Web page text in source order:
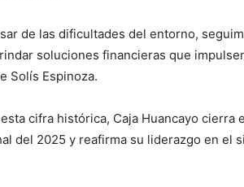
de las dificultades del entorno,
soluciones financieras que
Solís Espinoza.
cifra histórica, Caja Huancayo
del 2025 y reafirma su liderazgo en el